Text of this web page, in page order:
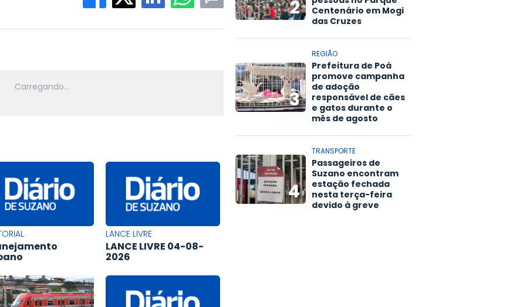
LANCE LIVRE
LANCE LIVRE 04-08-
2026
2
Centenário em Mogi
das Cruzes
3
REGIÃO
Prefeitura de Poá
promove campanha
de adoção
responsável de cães
e gatos durante o
mês de agosto
4
TRANSPORTE
Passageiros de
Suzano encontram
estação fechada
nesta terça-feira
devido à greve